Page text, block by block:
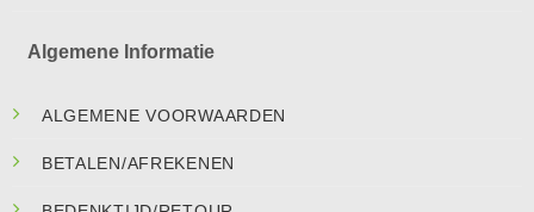
Algemene Informatie
ALGEMENE VOORWAARDEN
BETALEN/AFREKENEN